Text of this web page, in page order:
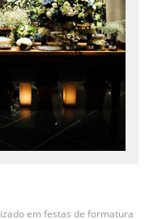
em festas de formatura